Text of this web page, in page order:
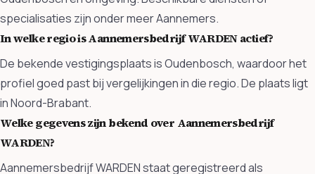
specialisaties zijn onder meer Aannemers.
In welke regio is Aannemersbedrijf WARDEN actief?
De bekende vestigingsplaats is Oudenbosch, waardoor het
profiel goed past bij vergelijkingen in die regio. De plaats ligt
in Noord-Brabant.
Welke gegevens zijn bekend over Aannemersbedrijf
WARDEN?
Aannemersbedrijf WARDEN staat geregistreerd als